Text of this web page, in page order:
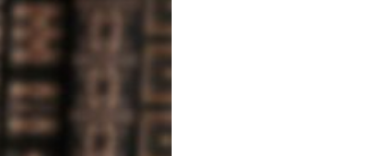
Twinfield – Boekhouden
BaseCone – Facturen
Visionplanner – Rapportage
Klantenportaal – Online dossiers